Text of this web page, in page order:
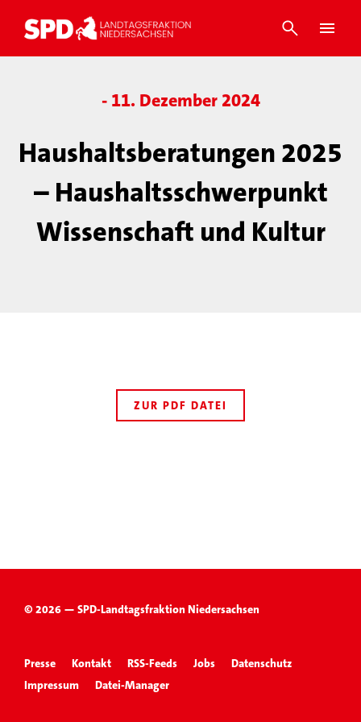
- 11. Dezember 2024
Haushaltsberatungen 2025
– Haushaltsschwerpunkt
Wissenschaft und Kultur
ZUR PDF DATEI
© 2026 — SPD-Landtagsfraktion Niedersachsen
Presse Kontakt RSS-Feeds Jobs
Datenschutz
Impressum
Datei-Manager